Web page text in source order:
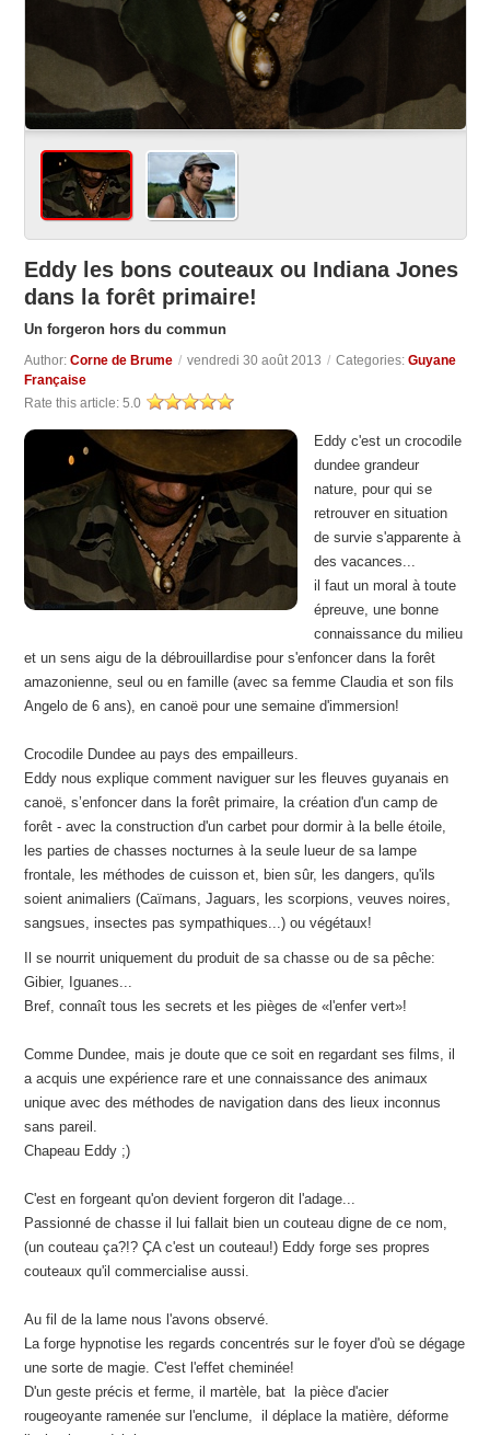
Eddy les bons couteaux ou Indiana Jones
dans la forêt primaire!
Un forgeron hors du commun
Author:Corne de Brume / vendredi 30 août 2013 / Categories:Guyane
Française
Rate this article:5.0
Eddy c'est un crocodile
dundee grandeur
nature, pour qui se
retrouver en situation
de survie s'apparente à
des vacances...
il faut un moral à toute
épreuve, une bonne
connaissance du milieu
et un sens aigu de la débrouillardise pour s'enfoncer dans la forêt
amazonienne, seul ou en famille (avec sa femme Claudia et son fils
Angelo de 6 ans), en canoë pour une semaine d'immersion!
Crocodile Dundee au pays des empailleurs.
Eddy nous explique comment naviguer sur les fleuves guyanais en
canoë, s’enfoncer dans la forêt primaire, la création d'un camp de
forêt - avec la construction d'un carbet pour dormir à la belle étoile,
les parties de chasses nocturnes à la seule lueur de sa lampe
frontale, les méthodes de cuisson et, bien sûr, les dangers, qu'ils
soient animaliers (Caïmans, Jaguars, les scorpions, veuves noires,
sangsues, insectes pas sympathiques...) ou végétaux!
Il se nourrit uniquement du produit de sa chasse ou de sa pêche:
Gibier, Iguanes...
Bref, connaît tous les secrets et les pièges de «l'enfer vert»!
Comme Dundee, mais je doute que ce soit en regardant ses films, il
a acquis une expérience rare et une connaissance des animaux
unique avec des méthodes de navigation dans des lieux inconnus
sans pareil.
Chapeau Eddy ;)
C'est en forgeant qu'on devient forgeron dit l'adage...
Passionné de chasse il lui fallait bien un couteau digne de ce nom,
(un couteau ça?!? ÇA c'est un couteau!) Eddy forge ses propres
couteaux qu'il commercialise aussi.
Au fil de la lame nous l'avons observé.
La forge hypnotise les regards concentrés sur le foyer d'où se dégage
une sorte de magie. C'est l'effet cheminée!
D'un geste précis et ferme, il martèle, bat la pièce d'acier
rougeoyante ramenée sur l'enclume, il déplace la matière, déforme